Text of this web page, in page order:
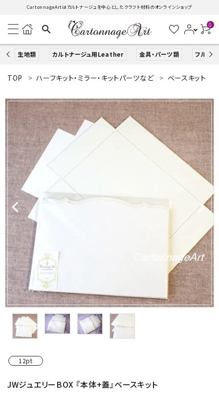
CartonnageArtはカルトナージュを中心としたクラフト材料のオンラインショップ
search 0
生地類 カルトナージュ用Leather 金具・パーツ類 フルキッ
search
ACCOUNT MENU
ようこそ ゲスト 様
ログイン
生地類
カルトナージュLeather用
金具・パーツ類
フルキット
Jolipapier
デコレーション材料
道具類
基本材料
TOP ハーフキット・ミラー・キットパーツなど ベースキット
12pt
JWジュエリーBOX 『本体+蓋』ベースキット